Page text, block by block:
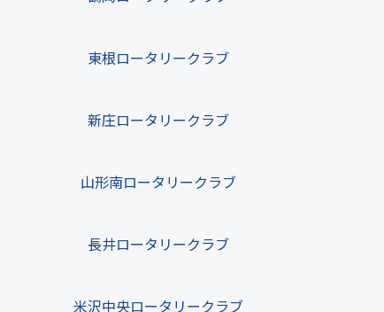
東根ロータリークラブ
新庄ロータリークラブ
山形南ロータリークラブ
長井ロータリークラブ
米沢中央ロータリークラブ